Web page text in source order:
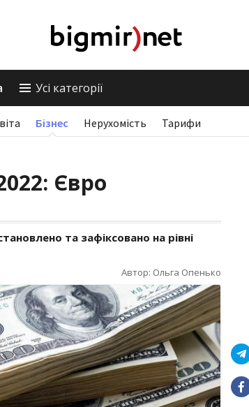
Усі категорії
Бізнес Нерухомість Тарифи
Євро
та зафіксовано на рівні
Автор: Ольга Опенько